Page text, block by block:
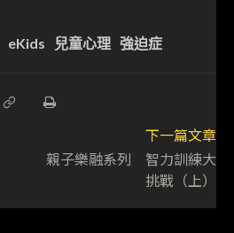
eKids 兒童心理 強迫症
下一篇文章
親子樂融系列 智力訓練大
挑戰（上）